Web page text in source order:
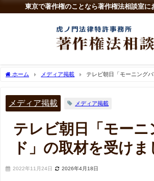
東京で著作権のことなら著作権法相談室に
ホーム メディア掲載 テレビ朝日「モーニング
メディア掲載 メディア掲載
テレビ朝日「モーニ
ド」の取材を受けま
2022年11月24日 2026年4月18日